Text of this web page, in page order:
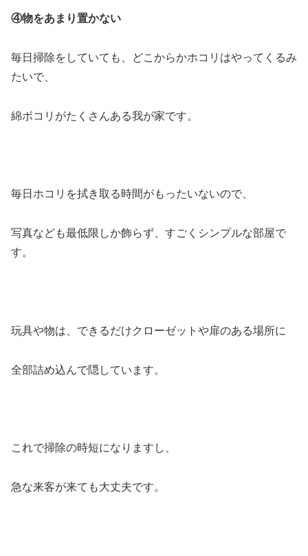
④物をあまり置かない
毎日掃除をしていても、どこからかホコリはやってくるみ
たいで、
綿ボコリがたくさんある我が家です。
毎日ホコリを拭き取る時間がもったいないので、
写真なども最低限しか飾らず、すごくシンプルな部屋で
す。
玩具や物は、できるだけクローゼットや扉のある場所に
全部詰め込んで隠しています。
これで掃除の時短になりますし、
急な来客が来ても大丈夫です。